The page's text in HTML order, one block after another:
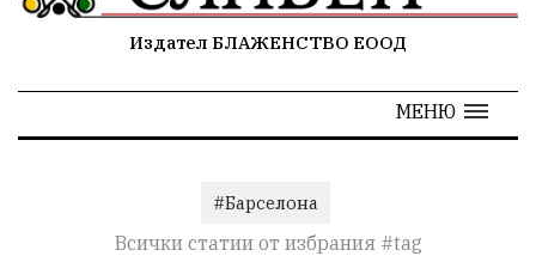
Издател БЛАЖЕНСТВО ЕООД
МЕНЮ
#Барселона
Всички статии от избрания #tag